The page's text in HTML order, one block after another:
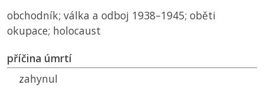
obchodník; válka a odboj 1938–1945; oběti
okupace; holocaust
příčina úmrtí
zahynul